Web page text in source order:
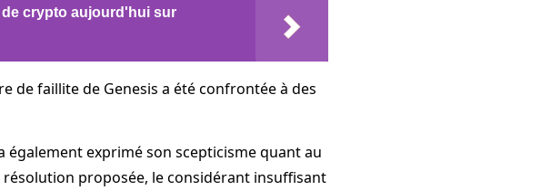
crypto aujourd'hui sur
de faillite de Genesis a été confrontée à des
également exprimé son scepticisme quant au
proposée, le considérant insuffisant